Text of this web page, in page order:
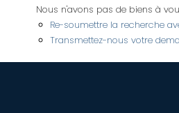
Nous n'avons pas de biens à
Re-soumettre la recherche
Transmettez-nous votre